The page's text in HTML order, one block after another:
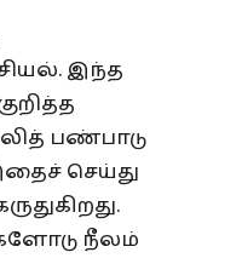
இந்த
பண்பாடு
செய்து
நீலம்